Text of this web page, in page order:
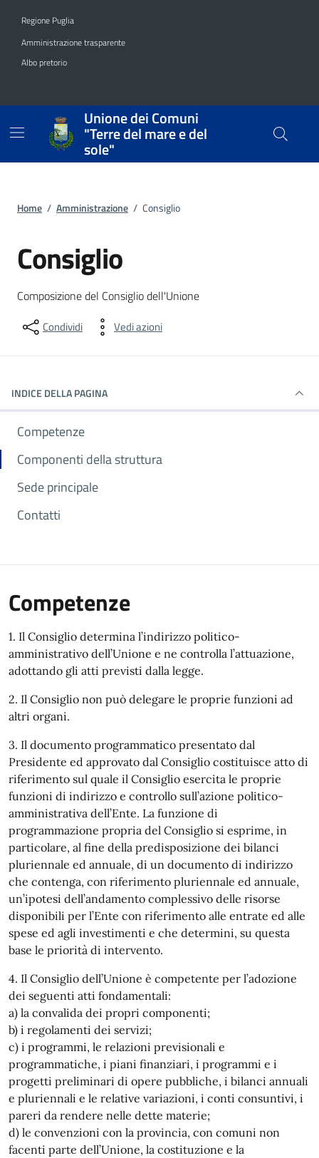
Regione Puglia
Amministrazione trasparente
Albo pretorio
Unione dei Comuni
"Terre del mare e del
sole"
Home / Amministrazione / Consiglio
Consiglio
Composizione del Consiglio dell'Unione
Condividi Vedi azioni
INDICE DELLA PAGINA
Competenze
Componenti della struttura
Sede principale
Contatti
Competenze
1. Il Consiglio determina l’indirizzo politico-
amministrativo dell’Unione e ne controlla l’attuazione,
adottando gli atti previsti dalla legge.
2. Il Consiglio non può delegare le proprie funzioni ad
altri organi.
3. Il documento programmatico presentato dal
Presidente ed approvato dal Consiglio costituisce atto di
riferimento sul quale il Consiglio esercita le proprie
funzioni di indirizzo e controllo sull’azione politico-
amministrativa dell’Ente. La funzione di
programmazione propria del Consiglio si esprime, in
particolare, al fine della predisposizione dei bilanci
pluriennale ed annuale, di un documento di indirizzo
che contenga, con riferimento pluriennale ed annuale,
un’ipotesi dell’andamento complessivo delle risorse
disponibili per l’Ente con riferimento alle entrate ed alle
spese ed agli investimenti e che determini, su questa
base le priorità di intervento.
4. Il Consiglio dell’Unione è competente per l’adozione
dei seguenti atti fondamentali:
a) la convalida dei propri componenti;
b) i regolamenti dei servizi;
c) i programmi, le relazioni previsionali e
programmatiche, i piani finanziari, i programmi e i
progetti preliminari di opere pubbliche, i bilanci annuali
e pluriennali e le relative variazioni, i conti consuntivi, i
pareri da rendere nelle dette materie;
d) le convenzioni con la provincia, con comuni non
facenti parte dell’Unione, la costituzione e la